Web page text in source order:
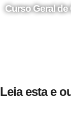
Curso Geral
Leia esta e